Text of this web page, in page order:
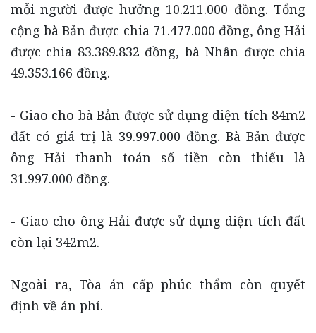
mỗi người được hưởng 10.211.000 đồng. Tổng
cộng bà Bản được chia 71.477.000 đồng, ông Hải
được chia 83.389.832 đồng, bà Nhân được chia
49.353.166 đồng.
- Giao cho bà Bản được sử dụng diện tích 84m2
đất có giá trị là 39.997.000 đồng. Bà Bản được
ông Hải thanh toán số tiền còn thiếu là
31.997.000 đồng.
- Giao cho ông Hải được sử dụng diện tích đất
còn lại 342m2.
Ngoài ra, Tòa án cấp phúc thẩm còn quyết
định về án phí.